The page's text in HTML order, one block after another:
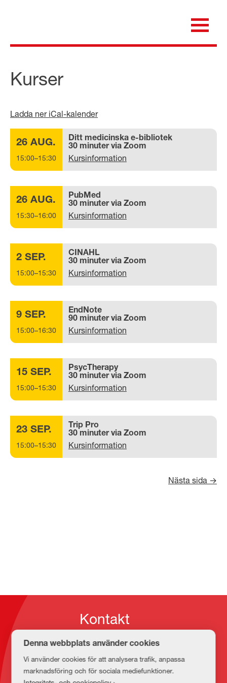
för dig som är anställd inom Region Kalmar län
Kurser
Ladda ner iCal-kalender
26 AUG.
15:00–15:30
Ditt medicinska e-bibliotek
30 minuter via Zoom
Kursinformation
26 AUG.
15:30–16:00
PubMed
30 minuter via Zoom
Kursinformation
2 SEP.
15:00–15:30
CINAHL
30 minuter via Zoom
Kursinformation
9 SEP.
15:00–16:30
EndNote
90 minuter via Zoom
Kursinformation
15 SEP.
15:00–15:30
PsycTherapy
30 minuter via Zoom
Kursinformation
23 SEP.
15:00–15:30
Trip Pro
30 minuter via Zoom
Kursinformation
Nästa sida →
Kontakt
E-post
medbib@lnu.se
Denna webbplats använder cookies
Vi använder cookies för att analysera trafik, anpassa
marknadsföring och för sociala mediefunktioner.